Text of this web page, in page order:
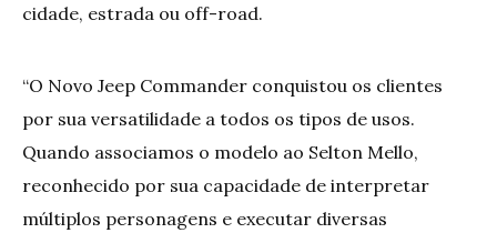
cidade, estrada ou off-road.
“O Novo Jeep Commander conquistou os clientes
por sua versatilidade a todos os tipos de usos.
Quando associamos o modelo ao Selton Mello,
reconhecido por sua capacidade de interpretar
múltiplos personagens e executar diversas